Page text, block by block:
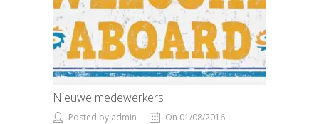
Nieuwe medewerkers
Posted by admin On 01/08/2016